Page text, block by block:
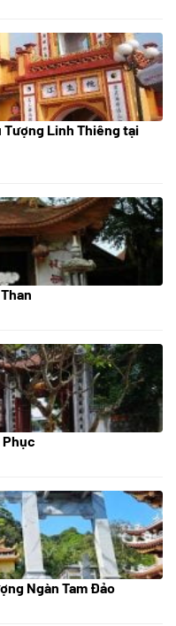
Tượng Linh Thiêng tại
Phục
Ngàn Tam Đảo